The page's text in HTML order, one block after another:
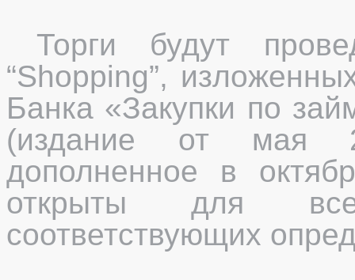
Торги будут
“Shopping”,
Банка «Закупки по
(издание от мая
дополненное в
открыты для
соответствующих